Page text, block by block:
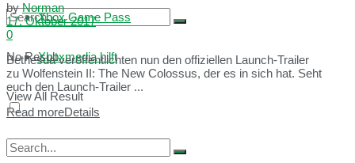
No Result
View All Result
Xbox Game Pass
Xboxmedia hilft
by Norman
17. Oktober 2017
0
Bethesda veröffentlichten nun den offiziellen Launch-Trailer
zu Wolfenstein II: The New Colossus, der es in sich hat. Seht
euch den Launch-Trailer ...
Read moreDetails